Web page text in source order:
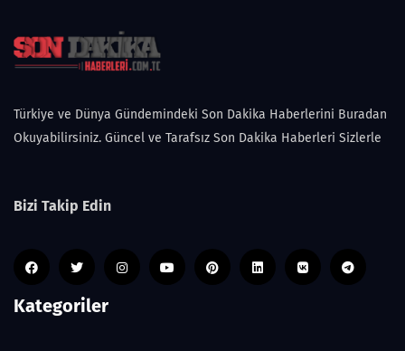
Türkiye ve Dünya Gündemindeki Son Dakika Haberlerini Buradan
Okuyabilirsiniz. Güncel ve Tarafsız Son Dakika Haberleri Sizlerle
Bizi Takip Edin
Kategoriler